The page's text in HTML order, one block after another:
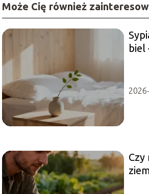
Może Cię również
biel
Czy